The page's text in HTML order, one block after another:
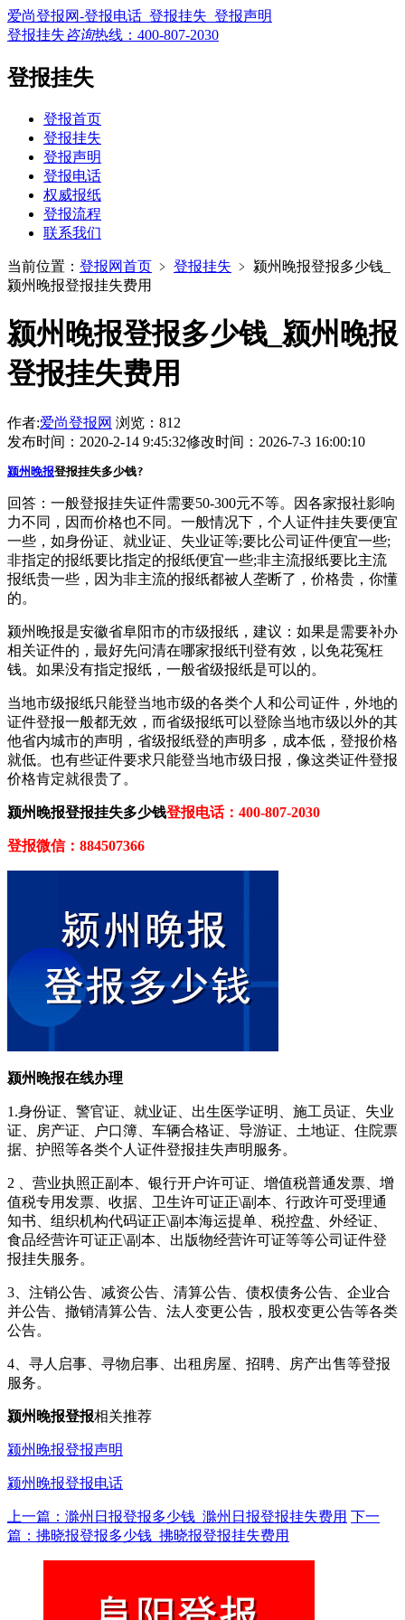
爱尚登报网-登报电话_登报挂失_登报声明
登报挂失咨询热线： 400-807-2030
登报挂失
登报首页
登报挂失
登报声明
登报电话
权威报纸
登报流程
联系我们
当前位置： 登报网首页 ﹥ 登报挂失 ﹥ 颍州晚报登报多少钱_
颍州晚报登报挂失费用
颍州晚报登报多少钱_颍州晚报
登报挂失费用
作者:爱尚登报网 浏览：812
发布时间：2020-2-14 9:45:32修改时间：2026-7-3 16:00:10
颍州晚报登报挂失多少钱?
回答：一般登报挂失证件需要50-300元不等。因各家报社影响
力不同，因而价格也不同。一般情况下，个人证件挂失要便宜
一些，如身份证、就业证、失业证等;要比公司证件便宜一些;
非指定的报纸要比指定的报纸便宜一些;非主流报纸要比主流
报纸贵一些，因为非主流的报纸都被人垄断了，价格贵，你懂
的。
颍州晚报是安徽省阜阳市的市级报纸，建议：如果是需要补办
相关证件的，最好先问清在哪家报纸刊登有效，以免花冤枉
钱。如果没有指定报纸，一般省级报纸是可以的。
当地市级报纸只能登当地市级的各类个人和公司证件，外地的
证件登报一般都无效，而省级报纸可以登除当地市级以外的其
他省内城市的声明，省级报纸登的声明多，成本低，登报价格
就低。也有些证件要求只能登当地市级日报，像这类证件登报
价格肯定就很贵了。
颍州晚报登报挂失多少钱登报电话：400-807-2030
登报微信：884507366
颍州晚报在线办理
1.身份证、警官证、就业证、出生医学证明、施工员证、失业
证、房产证、户口簿、车辆合格证、导游证、土地证、住院票
据、护照等各类个人证件登报挂失声明服务。
2 、营业执照正副本、银行开户许可证、增值税普通发票、增
值税专用发票、收据、卫生许可证正\副本、行政许可受理通
知书、组织机构代码证正\副本海运提单、税控盘、外经证、
食品经营许可证正\副本、出版物经营许可证等等公司证件登
报挂失服务。
3、注销公告、减资公告、清算公告、债权债务公告、企业合
并公告、撤销清算公告、法人变更公告，股权变更公告等各类
公告。
4、寻人启事、寻物启事、出租房屋、招聘、房产出售等登报
服务。
颍州晚报登报相关推荐
颍州晚报登报声明
颍州晚报登报电话
上一篇：滁州日报登报多少钱_滁州日报登报挂失费用 下一
篇：拂晓报登报多少钱_拂晓报登报挂失费用